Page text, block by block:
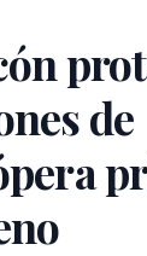
de